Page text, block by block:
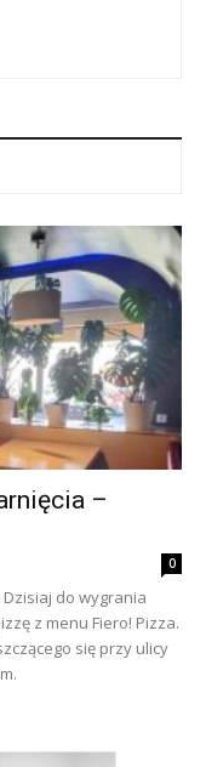
–
0
do wygrania
z menu Fiero! Pizza.
się przy ulicy